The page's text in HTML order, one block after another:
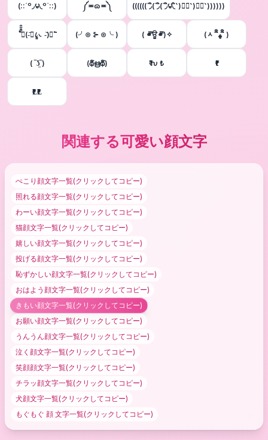
(::´º◞౪◟º`::) ༼≖ɷ≖༽ ((((((΄◞ิ(΄◞ิ(΄◞ิ౪◟ิ‵)◟ิ‵)◟ิ‵))))))
˚̑̑̑̑̑༾(-᷄◞८̻◟-᷅)༿˚̑̑̑̑̑ (╯⊙ ⊱ ⊙╰ ) ( ⚭̿ਊ⚭̿)✧ (ᆺ´`ิิﻬ`ิิ )
( ‾ʖ̫‾) (థิഋథิ) ₹ ƕ ₺ ₹ŧ
₹Ⱡ₹Ⱡ
関連する可愛い顔文字
ぺこり顔文字一覧(クリックしてコピー)
照れる顔文字一覧(クリックしてコピー)
わーい顔文字一覧(クリックしてコピー)
猫顔文字一覧(クリックしてコピー)
嬉しい顔文字一覧(クリックしてコピー)
投げる顔文字一覧(クリックしてコピー)
恥ずかしい顔文字一覧(クリックしてコピー)
おはよう顔文字一覧(クリックしてコピー)
きもい顔文字一覧(クリックしてコピー)
お願い顔文字一覧(クリックしてコピー)
うんうん顔文字一覧(クリックしてコピー)
泣く顔文字一覧(クリックしてコピー)
笑顔顔文字一覧(クリックしてコピー)
チラッ顔文字一覧(クリックしてコピー)
犬顔文字一覧(クリックしてコピー)
もぐもぐ 顔 文字一覧(クリックしてコピー)